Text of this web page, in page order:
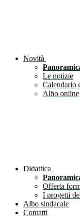
Novità
Le notizie
Calendario
Albo online
Didattica
Offerta
I progetti
Albo sindacale
Contatti